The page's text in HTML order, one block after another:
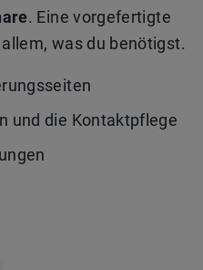
. Eine vorgefertigte
was du benötigst.
und die Kontaktpflege